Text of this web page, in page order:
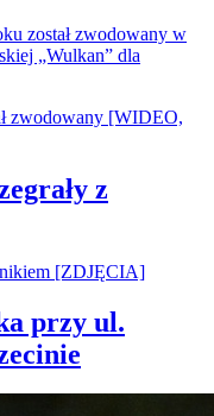
został zwodowany w
„Wulkan” dla
z
przy ul.